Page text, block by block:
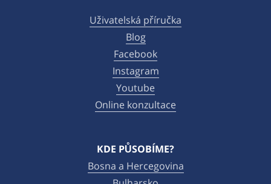
Uživatelská příručka
Blog
Facebook
Instagram
Youtube
Online konzultace
KDE PŮSOBÍME?
Bosna a Hercegovina